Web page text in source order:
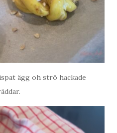
ägg oh strö hackade